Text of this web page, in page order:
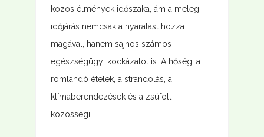
közös élmények időszaka, ám a meleg
időjárás nemcsak a nyaralást hozza
magával, hanem sajnos számos
egészségügyi kockázatot is. A hőség, a
romlandó ételek, a strandolás, a
klímaberendezések és a zsúfolt
közösségi...